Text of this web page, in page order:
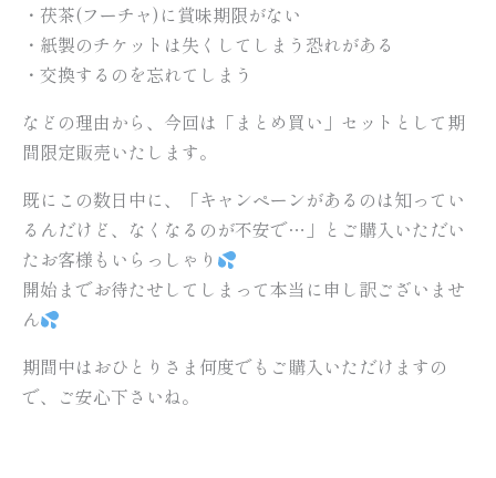
・茯茶(フーチャ)に賞味期限がない
・紙製のチケットは失くしてしまう恐れがある
・交換するのを忘れてしまう
などの理由から、今回は「まとめ買い」セットとして期
間限定販売いたします。
既にこの数日中に、「キャンペーンがあるのは知ってい
るんだけど、なくなるのが不安で…」とご購入いただい
たお客様もいらっしゃり
開始までお待たせしてしまって本当に申し訳ございませ
ん
期間中はおひとりさま何度でもご購入いただけますの
で、ご安心下さいね。